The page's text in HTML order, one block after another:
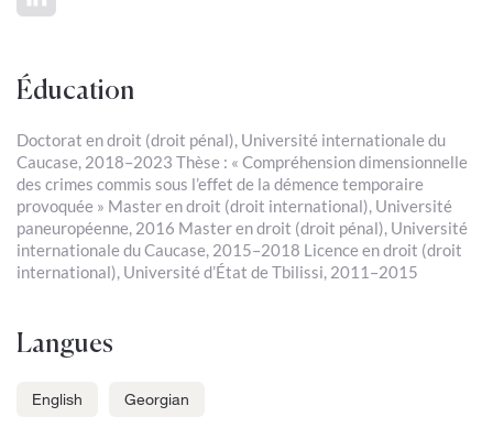
Éducation
Doctorat en droit (droit pénal), Université internationale du
Caucase, 2018–2023 Thèse : « Compréhension dimensionnelle
des crimes commis sous l’effet de la démence temporaire
provoquée » Master en droit (droit international), Université
paneuropéenne, 2016 Master en droit (droit pénal), Université
internationale du Caucase, 2015–2018 Licence en droit (droit
international), Université d’État de Tbilissi, 2011–2015
Langues
English Georgian